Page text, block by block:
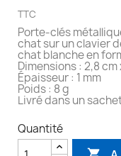
TTC
Porte-clés
chat sur un clavier
chat blanche en
Dimensions : 2,8 cm
Épaisseur : 1 mm
Poids : 8 g
Livré dans un
Quantité